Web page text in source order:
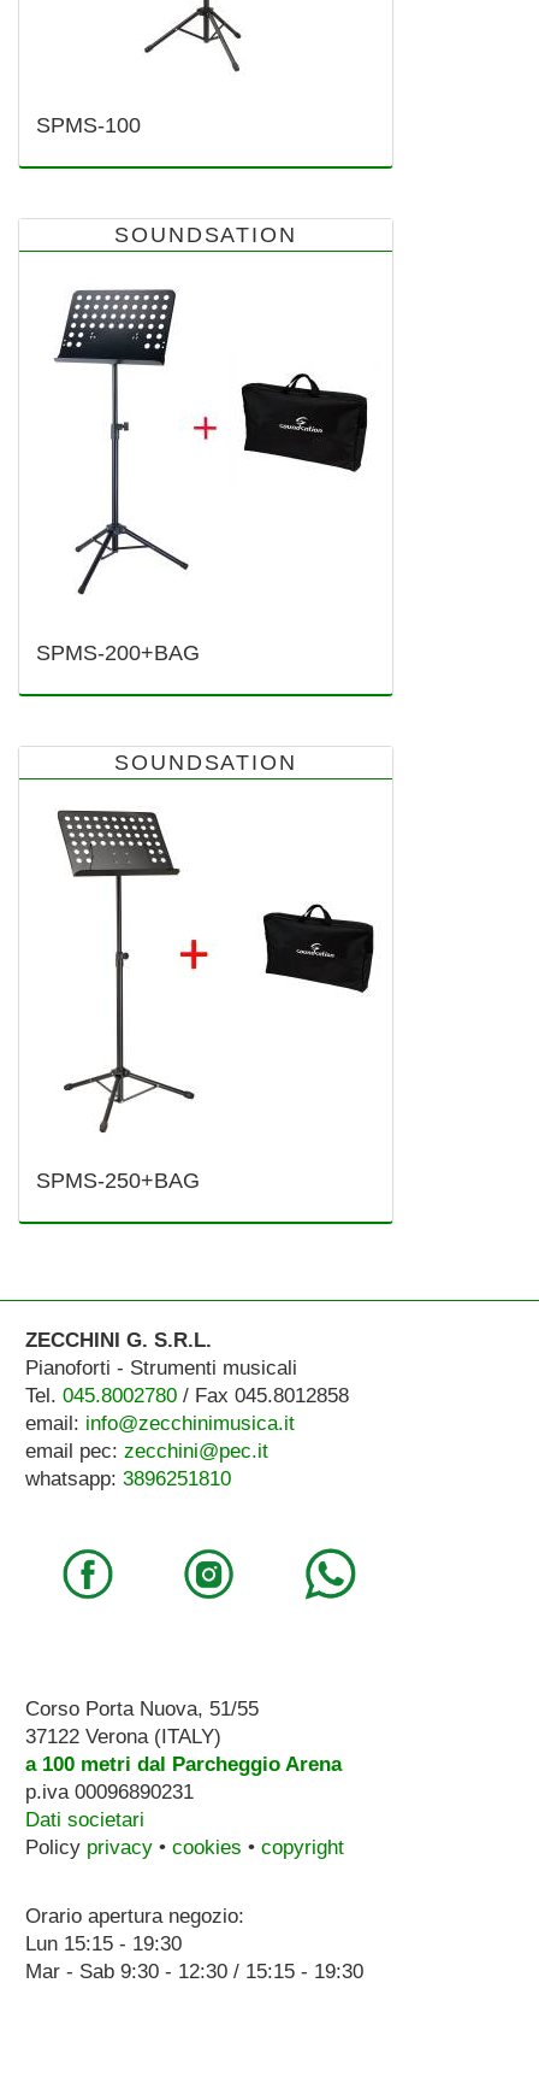
SPMS-100
SOUNDSATION
SPMS-200+BAG
SOUNDSATION
SPMS-250+BAG
ZECCHINI G. S.R.L.
Pianoforti - Strumenti musicali
Tel. 045.8002780/ Fax 045.8012858
email: info@zecchinimusica.it
email pec: zecchini@pec.it
whatsapp: 3896251810
Corso Porta Nuova, 51/55
37122 Verona (ITALY)
a 100 metri dal Parcheggio Arena
p.iva 00096890231
Dati societari
Policy privacy• cookies • copyright
Orario apertura negozio:
Lun 15:15 - 19:30
Mar - Sab 9:30 - 12:30 / 15:15 - 19:30